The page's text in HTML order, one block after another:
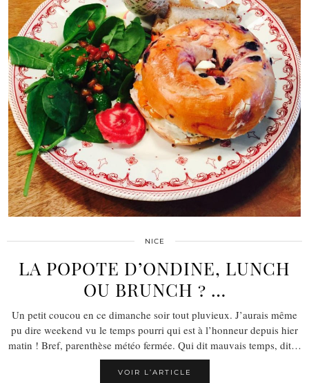
NICE
LA POPOTE D’ONDINE, LUNCH
OU BRUNCH ? …
Un petit coucou en ce dimanche soir tout pluvieux. J’aurais même
pu dire weekend vu le temps pourri qui est à l’honneur depuis hier
matin ! Bref, parenthèse météo fermée. Qui dit mauvais temps, dit…
VOIR L’ARTICLE